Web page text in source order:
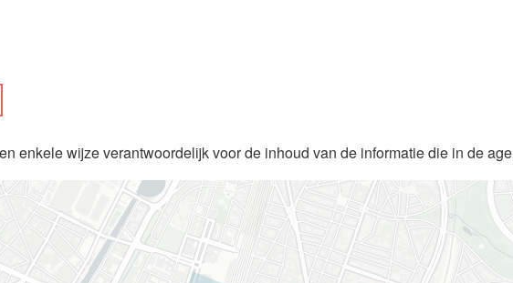
enkele wijze verantwoordelijk voor de inhoud van de informatie die in de